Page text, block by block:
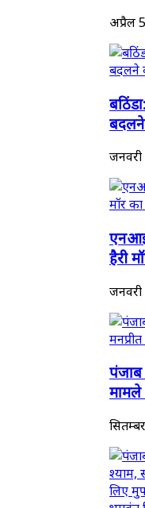
अप्रैल
बदलने
हैरी
पंजाब
मामले